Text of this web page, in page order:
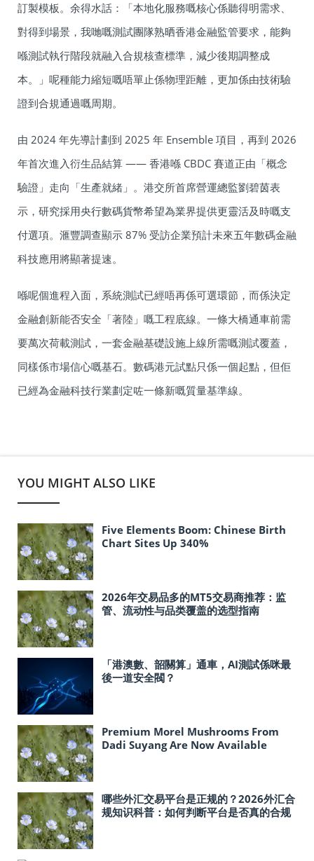
訂製模板。余得水話：「本地化服務嘅核心係聽得明需求、
對得到場景，我哋嘅測試團隊熟晒香港金融監管要求，能夠
喺測試執行階段就融入合規核查標準，減少後期調整成
本。」呢種能力縮短嘅唔單止係物理距離，更加係由技術驗
證到合規通過嘅周期。
由 2024 年先導計劃到 2025 年 Ensemble 項目，再到 2026
年首次進入衍生品結算 —— 香港喺 CBDC 賽道正由「概念
驗證」走向「生產就緒」。港交所首席營運總監劉碧茵表
示，研究採用央行數碼貨幣希望為業界提供更靈活及時嘅支
付選項。滙豐調查顯示 87% 受訪企業預計未來五年數碼金融
科技應用將顯著提速。
喺呢個進程入面，系統測試已經唔再係可選環節，而係決定
金融創新能否安全「著陸」嘅工程底線。一條大橋通車前需
要萬次荷載測試，一套金融基礎設施上線所需嘅測試覆蓋，
同樣係市場信心嘅基石。數碼港元試點只係一個起點，但佢
已經為金融科技行業劃定咗一條新嘅質量基準線。
YOU MIGHT ALSO LIKE
Five Elements Boom: Chinese Birth
Chart Sites Up 340%
2026年交易品多的MT5交易商推荐：监
管、流动性与品类覆盖的选型指南
「港澳數、韶關算」通車，AI測試係咪最
後一道安全閥？
Premium Morel Mushrooms From
Dadi Suyang Are Now Available
哪些外汇交易平台是正规的？2026外汇合
规知识科普：如何判断平台是否真的合规